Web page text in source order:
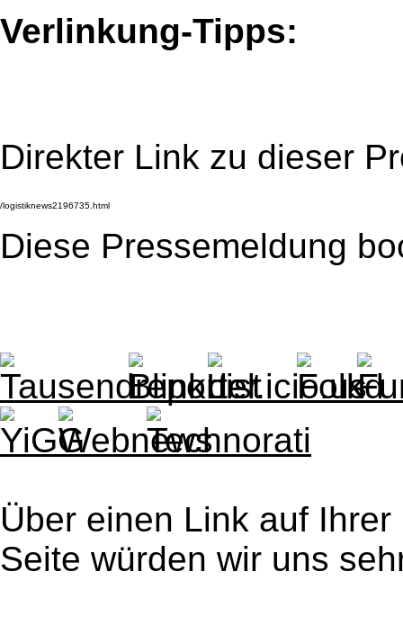
Verlinkung-Tipps:
Direkter Link zu dieser
Diese Pressemeldung
Über einen Link auf
Seite würden wir uns